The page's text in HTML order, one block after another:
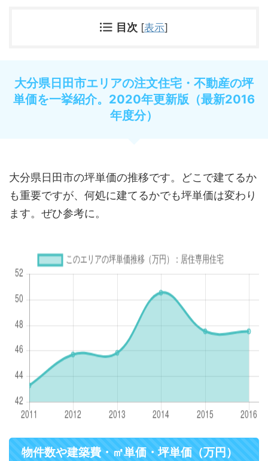
目次 [表示]
大分県日田市エリアの注文住宅・不動産の坪
単価を一挙紹介。2020年更新版（最新2016
年度分）
大分県日田市の坪単価の推移です。どこで建てるか
も重要ですが、何処に建てるかでも坪単価は変わり
ます。ぜひ参考に。
物件数や建築費・㎡単価・坪単価（万円）